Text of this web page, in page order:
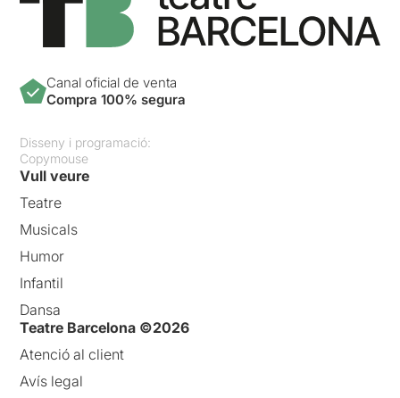
Canal oficial de venta
Compra 100% segura
Disseny i programació:
Copymouse
Vull veure
Teatre
Musicals
Humor
Infantil
Dansa
Teatre Barcelona ©2026
Atenció al client
Avís legal